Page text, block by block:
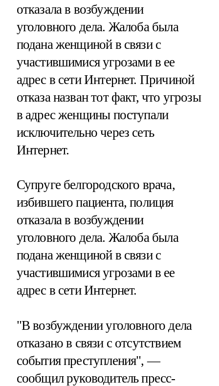
отказала в возбуждении
уголовного дела. Жалоба была
подана женщиной в связи с
участившимися угрозами в ее
адрес в сети Интернет. Причиной
отказа назван тот факт, что угрозы
в адрес женщины поступали
исключительно через сеть
Интернет.
Супруге белгородского врача,
избившего пациента, полиция
отказала в возбуждении
уголовного дела. Жалоба была
подана женщиной в связи с
участившимися угрозами в ее
адрес в сети Интернет.
"В возбуждении уголовного дела
отказано в связи с отсутствием
события преступления", —
сообщил руководитель пресс-